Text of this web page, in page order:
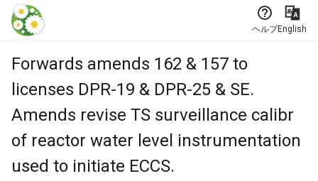
本文に飛ぶ
ヘルプEnglish
Forwards amends 162 & 157 to
licenses DPR-19 & DPR-25 & SE.
Amends revise TS surveillance calibr
of reactor water level instrumentation
used to initiate ECCS.